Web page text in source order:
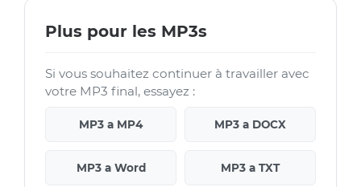
Plus pour les MP3s
Si vous souhaitez continuer à travailler avec
votre MP3 final, essayez :
MP3 a MP4 MP3 a DOCX
MP3 a Word MP3 a TXT